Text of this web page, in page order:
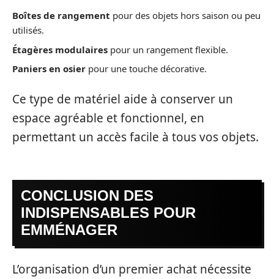
Boîtes de rangement pour des objets hors saison ou peu
utilisés.
Étagères modulaires pour un rangement flexible.
Paniers en osier pour une touche décorative.
Ce type de matériel aide à conserver un
espace agréable et fonctionnel, en
permettant un accès facile à tous vos objets.
CONCLUSION DES
INDISPENSABLES POUR
EMMÉNAGER
L’organisation d’un premier achat nécessite